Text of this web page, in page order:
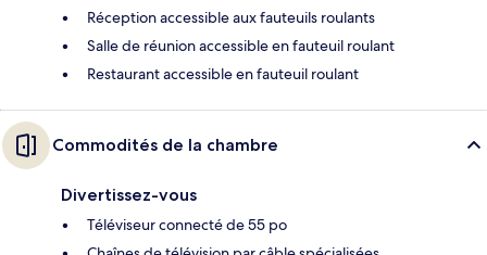
Réception accessible aux fauteuils roulants
Salle de réunion accessible en fauteuil roulant
Restaurant accessible en fauteuil roulant
Commodités de la chambre
Divertissez-vous
Téléviseur connecté de 55 po